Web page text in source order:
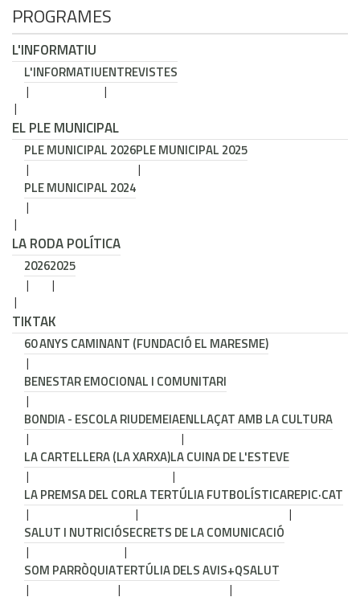
PROGRAMES
L'INFORMATIU
L'INFORMATIUENTREVISTES
EL PLE MUNICIPAL
PLE MUNICIPAL 2026PLE MUNICIPAL 2025
PLE MUNICIPAL 2024
LA RODA POLÍTICA
20262025
TIKTAK
60 ANYS CAMINANT (FUNDACIÓ EL MARESME)
BENESTAR EMOCIONAL I COMUNITARI
BONDIA - ESCOLA RIUDEMEIAENLLAÇAT AMB LA CULTURA
LA CARTELLERA (LA XARXA)LA CUINA DE L'ESTEVE
LA PREMSA DEL CORLA TERTÚLIA FUTBOLÍSTICAREPIC·CAT
SALUT I NUTRICIÓSECRETS DE LA COMUNICACIÓ
SOM PARRÒQUIATERTÚLIA DELS AVIS+QSALUT